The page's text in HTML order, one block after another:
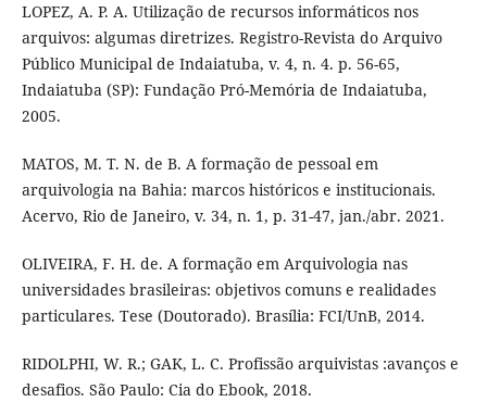
LOPEZ, A. P. A. Utilização de recursos informáticos nos
arquivos: algumas diretrizes. Registro-Revista do Arquivo
Público Municipal de Indaiatuba, v. 4, n. 4. p. 56-65,
Indaiatuba (SP): Fundação Pró-Memória de Indaiatuba,
2005.
MATOS, M. T. N. de B. A formação de pessoal em
arquivologia na Bahia: marcos históricos e institucionais.
Acervo, Rio de Janeiro, v. 34, n. 1, p. 31-47, jan./abr. 2021.
OLIVEIRA, F. H. de. A formação em Arquivologia nas
universidades brasileiras: objetivos comuns e realidades
particulares. Tese (Doutorado). Brasília: FCI/UnB, 2014.
RIDOLPHI, W. R.; GAK, L. C. Profissão arquivistas :avanços e
desafios. São Paulo: Cia do Ebook, 2018.